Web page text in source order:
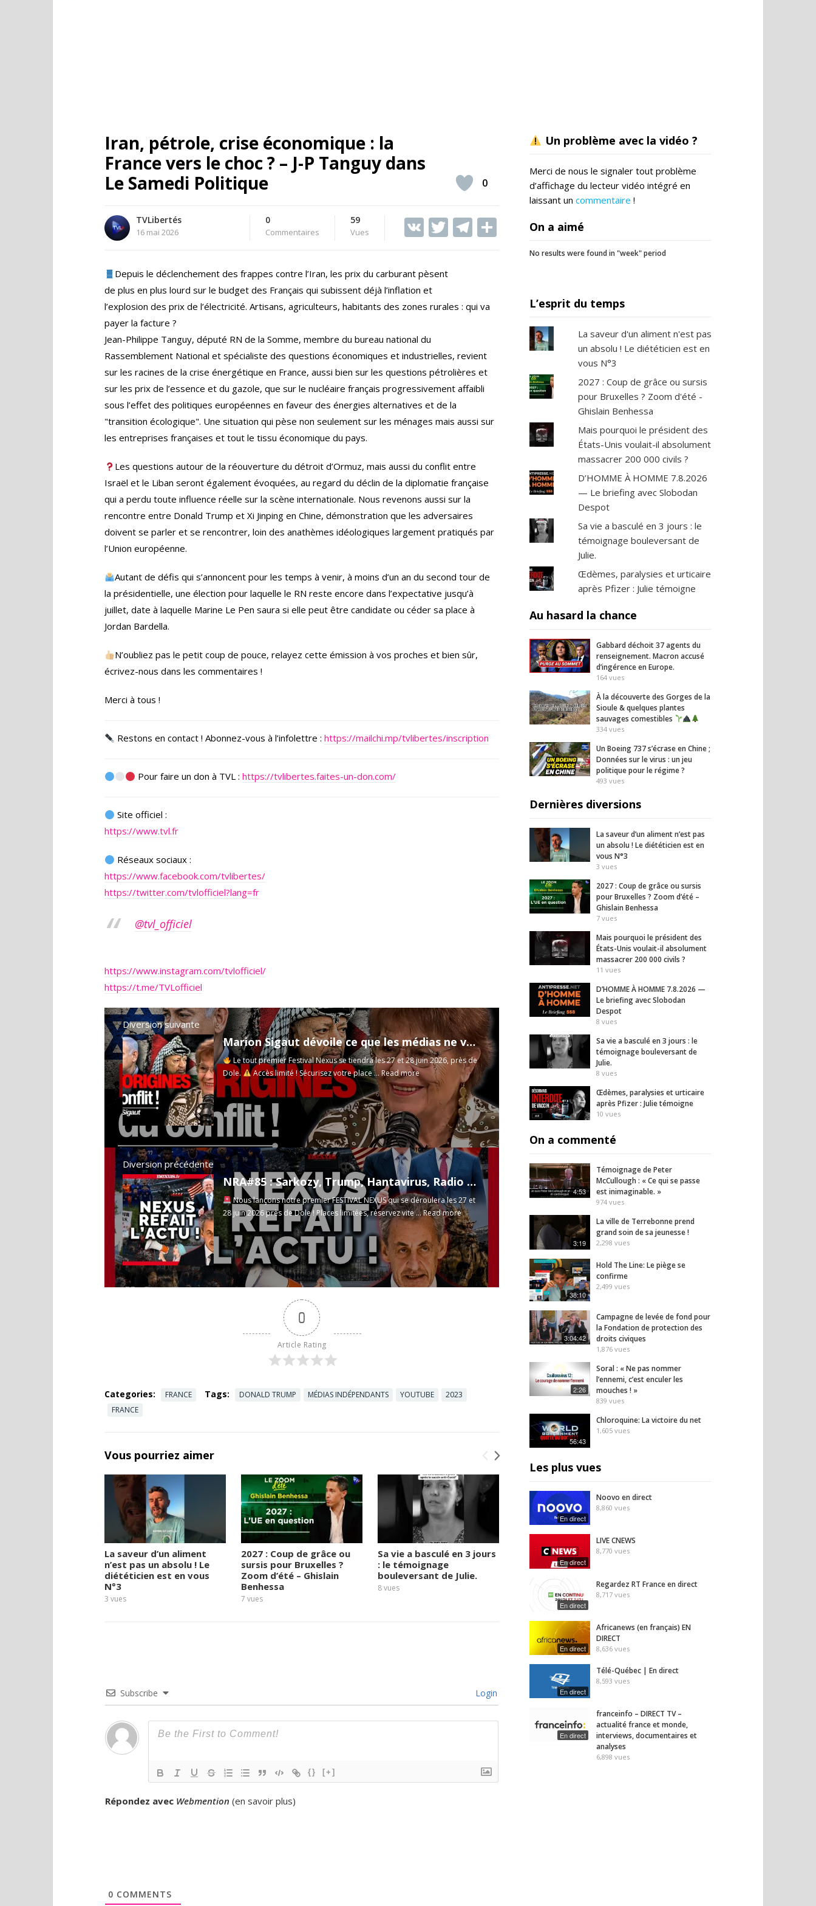
Iran, pétrole, crise économique : la
France vers le choc ? – J-P Tanguy dans
Le Samedi Politique
TVLibertés
16 mai 2026
0
Commentaires
59
Vues V T T
a
0
Depuis le déclenchement des frappes contre l’Iran, les prix du carburant pèsent
de plus en plus lourd sur le budget des Français qui subissent déjà l’inflation et
l’explosion des prix de l’électricité. Artisans, agriculteurs, habitants des zones rurales : qui va
payer la facture ?
Jean-Philippe Tanguy, député RN de la Somme, membre du bureau national du
Rassemblement National et spécialiste des questions économiques et industrielles, revient
sur les racines de la crise énergétique en France, aussi bien sur les questions pétrolières et
sur les prix de l’essence et du gazole, que sur le nucléaire français progressivement affaibli
sous l’effet des politiques européennes en faveur des énergies alternatives et de la
"transition écologique". Une situation qui pèse non seulement sur les ménages mais aussi sur
les entreprises françaises et tout le tissu économique du pays.
Les questions autour de la réouverture du détroit d’Ormuz, mais aussi du conflit entre
Israël et le Liban seront également évoquées, au regard du déclin de la diplomatie française
qui a perdu toute influence réelle sur la scène internationale. Nous revenons aussi sur la
rencontre entre Donald Trump et Xi Jinping en Chine, démonstration que les adversaires
doivent se parler et se rencontrer, loin des anathèmes idéologiques largement pratiqués par
l’Union européenne.
Autant de défis qui s’annoncent pour les temps à venir, à moins d’un an du second tour de
la présidentielle, une élection pour laquelle le RN reste encore dans l’expectative jusqu’à
juillet, date à laquelle Marine Le Pen saura si elle peut être candidate ou céder sa place à
Jordan Bardella.
N’oubliez pas le petit coup de pouce, relayez cette émission à vos proches et bien sûr,
écrivez-nous dans les commentaires !
Merci à tous !
Restons en contact ! Abonnez-vous à l’infolettre :https://mailchi.mp/tvlibertes/inscription
Pour faire un don à TVL :https://tvlibertes.faites-un-don.com/
Site officiel :
https://www.tvl.fr
Réseaux sociaux :
https://www.facebook.com/tvlibertes/
https://twitter.com/tvlofficiel?lang=fr
@tvl_officiel
https://www.instagram.com/tvlofficiel/
https://t.me/TVLofficiel
Diversion suivante
Marion Sigaut dévoile ce que les médias ne vous montrent jamais sur la Palestine
Le tout premier Festival Nexus se tiendra les 27 et 28 juin 2026, près de
Dole.
Accès limité ! Sécurisez votre place ...Read more
Diversion précédente
NRA#85 : Sarkozy, Trump, Hantavirus, Radio Nova, Le Crayon ft. Pr. Perronne & C. Frammery
Nous lançons notre premier FESTIVAL NEXUS qui se déroulera les 27 et
28 juin 2026 près de Dole ! Places limitées, réservez vite ...Read more
0
Article Rating
Categories: FRANCE Tags: DONALD TRUMP MÉDIAS INDÉPENDANTS YOUTUBE
2023
FRANCE
Vous pourriez aimer
La saveur d’un aliment
n’est pas un absolu ! Le
diététicien est en vous
N°3
3 vues
2027 : Coup de grâce ou
sursis pour Bruxelles ?
Zoom d’été – Ghislain
Benhessa
7 vues
Sa vie a basculé en 3 jours
: le témoignage
bouleversant de Julie.
8vues
Œdèmes, paralysies et
urticaire après Pfizer :
vues
vaccinés
Subscribe Login
{} [+]
Répondez avec Webmention (en savoir plus)
0 COMMENTS
Un problème avec la vidéo ?
Merci de nous le signaler tout problème
d’affichage du lecteur vidéo intégré en
laissant un commentaire !
On a aimé
No results were found in "week" period
L’esprit du temps
La saveur d'un aliment n'est pas
un absolu ! Le diététicien est en
vous N°3
2027 : Coup de grâce ou sursis
pour Bruxelles ? Zoom d'été -
Ghislain Benhessa
Mais pourquoi le président des
États-Unis voulait-il absolument
massacrer 200 000 civils ?
D’HOMME À HOMME 7.8.2026
— Le briefing avec Slobodan
Despot
Sa vie a basculé en 3 jours : le
témoignage bouleversant de
Julie.
Œdèmes, paralysies et urticaire
après Pfizer : Julie témoigne
Au hasard la chance
Gabbard déchoit 37 agents du
renseignement. Macron accusé
d’ingérence en Europe.
164 vues
À la découverte des Gorges de la
Sioule & quelques plantes
sauvages comestibles
334 vues
Un Boeing 737 s’écrase en Chine ;
Données sur le virus : un jeu
politique pour le régime ?
493 vues
Dernières diversions
La saveur d’un aliment n’est pas
un absolu ! Le diététicien est en
vous N°3
3 vues
2027 : Coup de grâce ou sursis
pour Bruxelles ? Zoom d’été –
Ghislain Benhessa
7 vues
Mais pourquoi le président des
États-Unis voulait-il absolument
massacrer 200 000 civils ?
11 vues
D’HOMME À HOMME 7.8.2026 —
Le briefing avec Slobodan
Despot
8 vues
Sa vie a basculé en 3 jours : le
témoignage bouleversant de
Julie.
8 vues
Œdèmes, paralysies et urticaire
après Pfizer : Julie témoigne
10 vues
On a commenté
4:53
Témoignage de Peter
McCullough : « Ce qui se passe
est inimaginable. »
974 vues
3:19
La ville de Terrebonne prend
grand soin de sa jeunesse !
2,298 vues
38:10
Hold The Line: Le piège se
confirme
2,499 vues
3:04:42
Campagne de levée de fond pour
la Fondation de protection des
droits civiques
1,876 vues
2:26
Soral : « Ne pas nommer
l’ennemi, c’est enculer les
mouches ! »
839 vues
56:43
Chloroquine: La victoire du net
1,605 vues
Les plus vues
En direct
Noovo en direct
8,860 vues
En direct
LIVE CNEWS
8,770 vues
En direct
Regardez RT France en direct
8,717 vues
En direct
Africanews (en français) EN
DIRECT
8,636 vues
En direct
Télé-Québec | En direct
8,593 vues
En direct
franceinfo – DIRECT TV –
actualité france et monde,
interviews, documentaires et
analyses
6,898 vues